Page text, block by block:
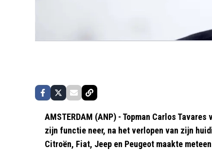
AMSTERDAM (ANP) - Topman Carlos
zijn functie neer, na het verlopen van zijn
Citroën, Fiat, Jeep en Peugeot maakte